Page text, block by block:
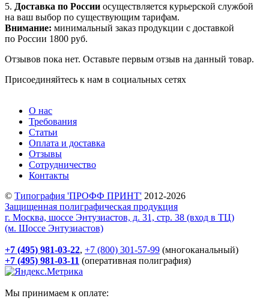
5. Доставка по России осуществляется курьерской службой
на ваш выбор по существующим тарифам.
Внимание: минимальный заказ продукции с доставкой
по России 1800 руб.
Отзывов пока нет. Оставьте первым отзыв на данный товар.
Присоединяйтесь к нам в социальных сетях
О нас
Требования
Статьи
Оплата и доставка
Отзывы
Сотрудничество
Контакты
© Типография 'ПРОФФ ПРИНТ' 2012-2026
Защищенная полиграфическая продукция
г. Москва, шоссе Энтузиастов, д. 31, стр. 38 (вход в ТЦ)
(м. Шоссе Энтузиастов)
+7 (495) 981-03-22, +7 (800) 301-57-99 (многоканальный)
+7 (495) 981-03-11 (оперативная полиграфия)
Мы принимаем к оплате: